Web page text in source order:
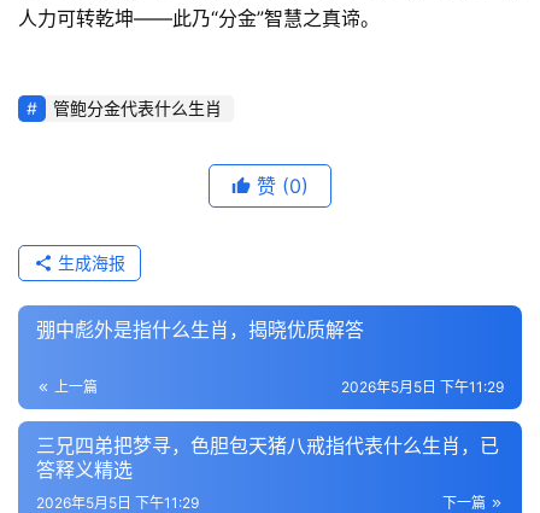
人力可转乾坤——此乃“分金”智慧之真谛。
管鲍分金代表什么生肖
赞 (0)
生成海报
弸中彪外是指什么生肖，揭晓优质解答
上一篇 2026年5月5日 下午11:29
三兄四弟把梦寻，色胆包天猪八戒指代表什么生肖，已
答释义精选
下一篇
2026年5月5日 下午11:29